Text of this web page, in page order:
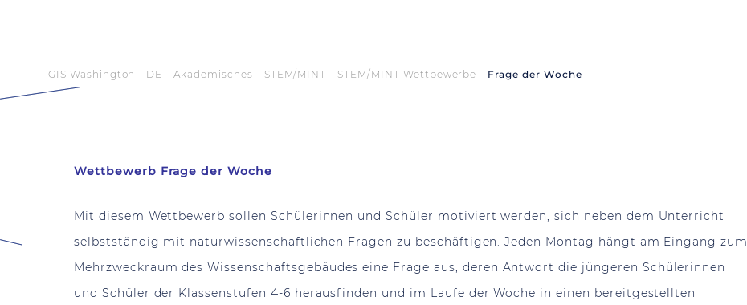
GIS Washington - DE Akademisches STEM/MINT STEM/MINT Wettbewerbe Frage der Woche
Wettbewerb Frage der Woche
Mit diesem Wettbewerb sollen Schülerinnen und Schüler motiviert werden, sich neben dem Unterricht
selbstständig mit naturwissenschaftlichen Fragen zu beschäftigen. Jeden Montag hängt am Eingang zum
Mehrzweckraum des Wissenschaftsgebäudes eine Frage aus, deren Antwort die jüngeren Schülerinnen
und Schüler der Klassenstufen 4-6 herausfinden und im Laufe der Woche in einen bereitgestellten